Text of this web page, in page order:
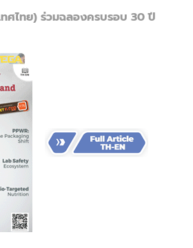
ทศไทย) ร่วมฉลองครบรอบ 30 ปี